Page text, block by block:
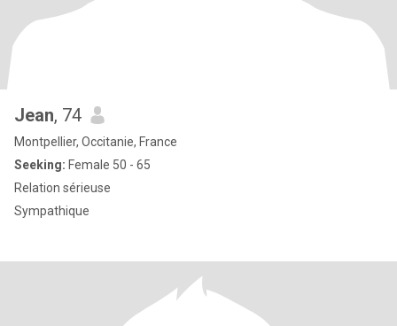
Jean, 74
Montpellier, Occitanie, France
Seeking: Female 50 - 65
Relation sérieuse
Sympathique